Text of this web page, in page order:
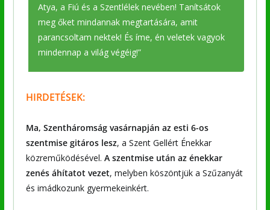
Atya, a Fiú és a Szentlélek nevében! Tanítsátok
meg őket mindannak megtartására, amit
parancsoltam nektek! És íme, én veletek vagyok
mindennap a világ végéig!”
HIRDETÉSEK:
Ma, Szentháromság vasárnapján az esti 6-os
szentmise gitáros lesz, a Szent Gellért Énekkar
közreműködésével. A szentmise után az énekkar
zenés áhítatot vezet, melyben köszöntjük a Szűzanyát
és imádkozunk gyermekeinkért.